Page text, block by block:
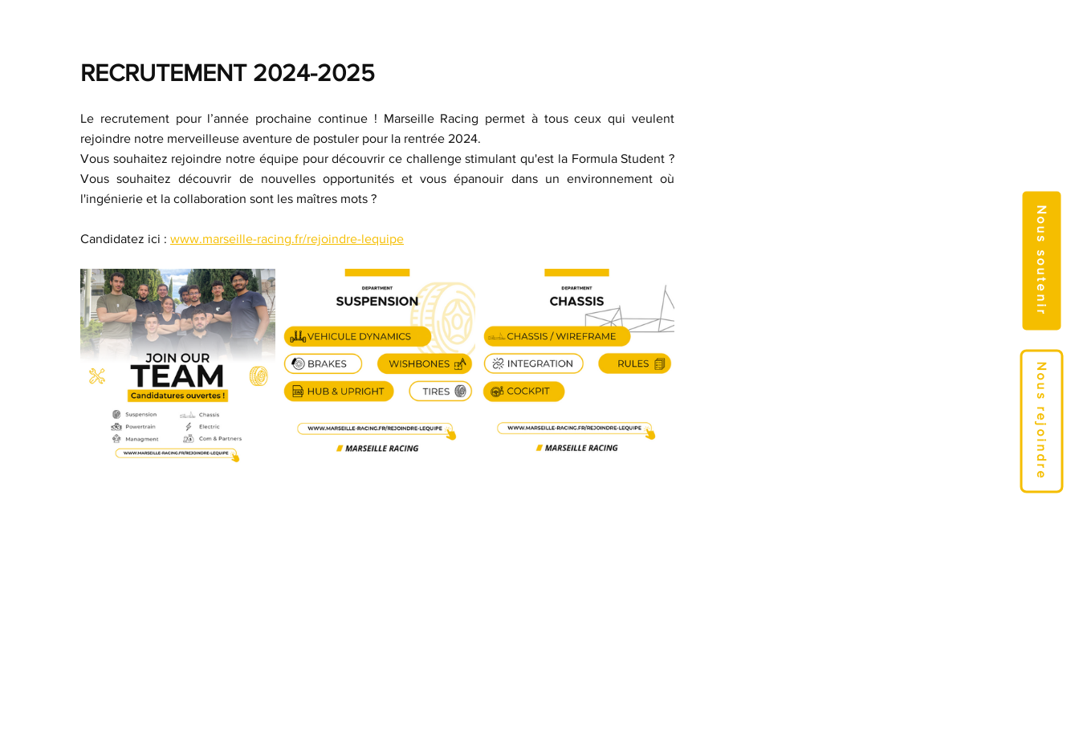
Nous soutenir
Nous rejoindre
RECRUTEMENT 2024-2025
Le recrutement pour l’année prochaine continue ! Marseille Racing permet à tous ceux qui veulent
rejoindre notre merveilleuse aventure de postuler pour la rentrée 2024.
Vous souhaitez rejoindre notre équipe pour découvrir ce challenge stimulant qu'est la Formula Student ?
Vous souhaitez découvrir de nouvelles opportunités et vous épanouir dans un environnement où
l'ingénierie et la collaboration sont les maîtres mots ?
Candidatez ici : www.marseille-racing.fr/rejoindre-lequipe